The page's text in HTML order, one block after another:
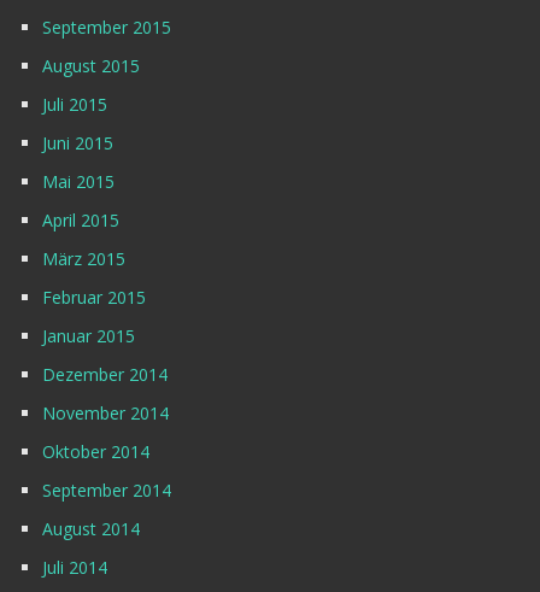
September 2015
August 2015
Juli 2015
Juni 2015
Mai 2015
April 2015
März 2015
Februar 2015
Januar 2015
Dezember 2014
November 2014
Oktober 2014
September 2014
August 2014
Juli 2014